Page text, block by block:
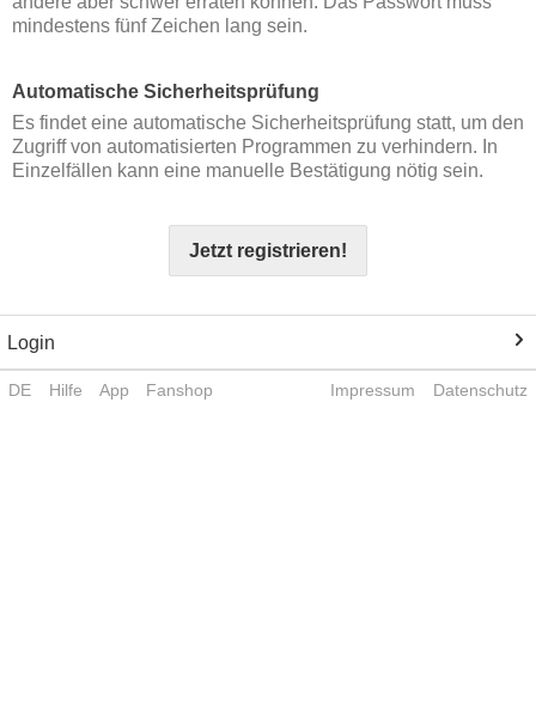
mindestens fünf Zeichen lang sein.
Automatische Sicherheitsprüfung
Es findet eine automatische Sicherheitsprüfung statt, um den
Zugriff von automatisierten Programmen zu verhindern. In
Einzelfällen kann eine manuelle Bestätigung nötig sein.
Jetzt registrieren!
Login
DE Hilfe App Fanshop Impressum Datenschutz